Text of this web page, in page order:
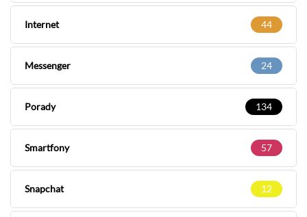
Internet 44
Messenger 24
Porady 134
Smartfony 57
Snapchat 12